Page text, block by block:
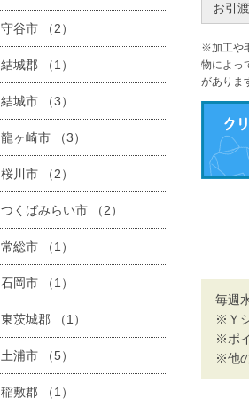
お引
※加工や
物によっ
がありま
毎週
※Ｙ
※ポ
※他
守谷市 （2）
結城郡 （1）
結城市 （3）
龍ヶ崎市 （3）
桜川市 （2）
つくばみらい市 （2）
常総市 （1）
石岡市 （1）
東茨城郡 （1）
土浦市 （5）
稲敷郡 （1）